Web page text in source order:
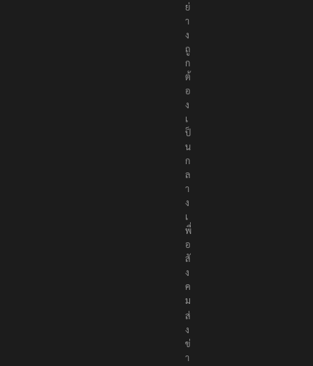
า
อ
ย่
า
ง
ถู
ก
ต้
อ
ง
เ
ป็
น
ก
ล
า
ง
เ
พื่
อ
สั
ง
ค
ม
ส่
ง